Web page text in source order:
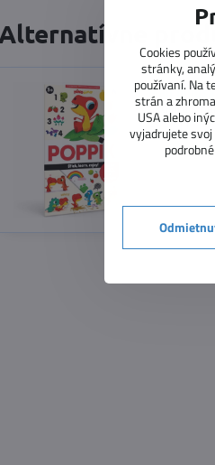
Alternatívne
Malí
aktivita s
Dostupnosť:
Cookies
stránky,
používaní. Na
strán a
USA alebo
vyjadrujete